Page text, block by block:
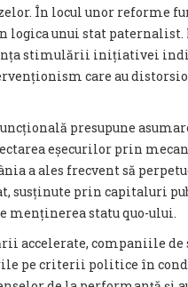
În locul unor reforme
logica unui stat
stimulării inițiativei
care au
presupune
eșecurilor prin
a ales frecvent să
susținute prin capitaluri
menținerea statu quo-ului.
accelerate, companiile de
pe criterii politice în